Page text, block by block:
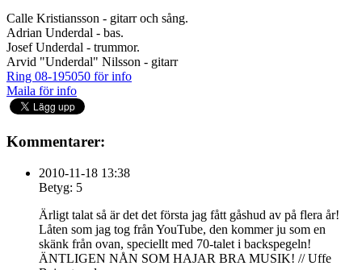
Calle Kristiansson - gitarr och sång.
Adrian Underdal - bas.
Josef Underdal - trummor.
Arvid "Underdal" Nilsson - gitarr
Ring 08-195050 för info
Maila för info
Kommentarer:
2010-11-18 13:38
Betyg: 5
Ärligt talat så är det det första jag fått gåshud av på flera år!
Låten som jag tog från YouTube, den kommer ju som en
skänk från ovan, speciellt med 70-talet i backspegeln!
ÄNTLIGEN NÅN SOM HAJAR BRA MUSIK! // Uffe